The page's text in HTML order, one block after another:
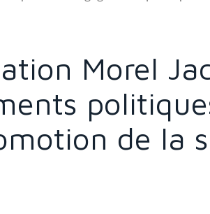
Morel
de la